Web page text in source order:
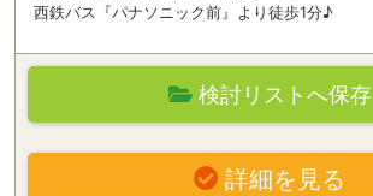
西鉄バス『パナソニック前』より徒歩1分♪
検討リストへ保存
詳細を見る